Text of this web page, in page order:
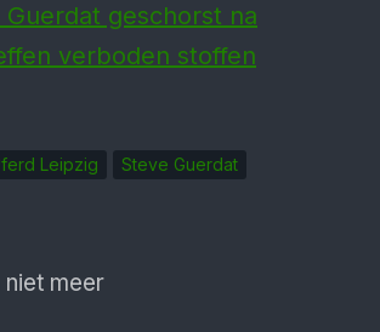
Guerdat geschorst na
verboden stoffen
Leipzig Steve Guerdat
meer